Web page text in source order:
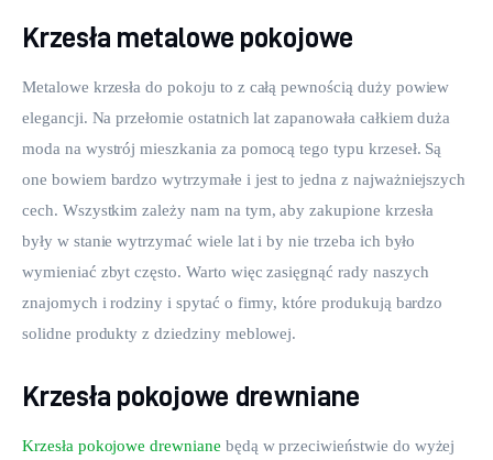
Krzesła metalowe pokojowe
Metalowe krzesła do pokoju to z całą pewnością duży powiew
elegancji. Na przełomie ostatnich lat zapanowała całkiem duża
moda na wystrój mieszkania za pomocą tego typu krzeseł. Są
one bowiem bardzo wytrzymałe i jest to jedna z najważniejszych
cech. Wszystkim zależy nam na tym, aby zakupione krzesła
były w stanie wytrzymać wiele lat i by nie trzeba ich było
wymieniać zbyt często. Warto więc zasięgnąć rady naszych
znajomych i rodziny i spytać o firmy, które produkują bardzo
solidne produkty z dziedziny meblowej.
Krzesła pokojowe drewniane
Krzesła pokojowe drewniane będą w przeciwieństwie do wyżej